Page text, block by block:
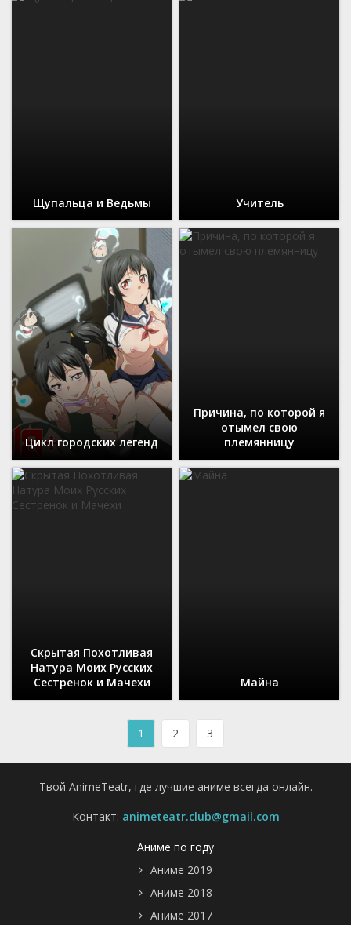
Щупальца и Ведьмы Учитель
Цикл городских легенд
Причина, по которой я
отымел свою
племянницу
Скрытая Похотливая
Натура Моих Русских
Сестренок и Мачехи
Майна
1 2 3
Твой AnimeTeatr, где лучшие аниме всегда онлайн.
Контакт: animeteatr.club@gmail.com
Аниме по году
Аниме 2019
Аниме 2018
Аниме 2017